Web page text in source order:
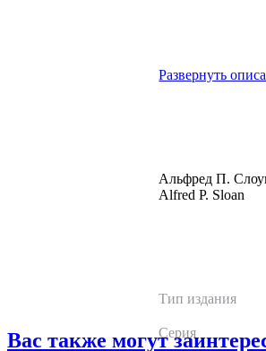
Развернуть
Альфред П.
Alfred P. Sloan
Тип издания
Серия
Вас также могут